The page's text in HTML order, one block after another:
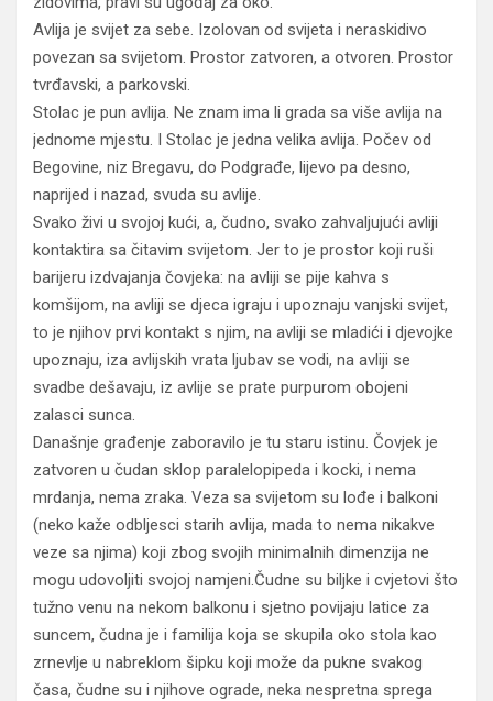
Avlija je svijet za sebe. Izolovan od svijeta i neraskidivo
povezan sa svijetom. Prostor zatvoren, a otvoren. Prostor
tvrđavski, a parkovski.
Stolac je pun avlija. Ne znam ima li grada sa više avlija na
jednome mjestu. I Stolac je jedna velika avlija. Počev od
Begovine, niz Bregavu, do Podgrađe, lijevo pa desno,
naprijed i nazad, svuda su avlije.
Svako živi u svojoj kući, a, čudno, svako zahvaljujući avliji
kontaktira sa čitavim svijetom. Jer to je prostor koji ruši
barijeru izdvajanja čovjeka: na avliji se pije kahva s
komšijom, na avliji se djeca igraju i upoznaju vanjski svijet,
to je njihov prvi kontakt s njim, na avliji se mladići i djevojke
upoznaju, iza avlijskih vrata ljubav se vodi, na avliji se
svadbe dešavaju, iz avlije se prate purpurom obojeni
zalasci sunca.
Današnje građenje zaboravilo je tu staru istinu. Čovjek je
zatvoren u čudan sklop paralelopipeda i kocki, i nema
mrdanja, nema zraka. Veza sa svijetom su lođe i balkoni
(neko kaže odbljesci starih avlija, mada to nema nikakve
veze sa njima) koji zbog svojih minimalnih dimenzija ne
mogu udovoljiti svojoj namjeni.Čudne su biljke i cvjetovi što
tužno venu na nekom balkonu i sjetno povijaju latice za
suncem, čudna je i familija koja se skupila oko stola kao
zrnevlje u nabreklom šipku koji može da pukne svakog
časa, čudne su i njihove ograde, neka nespretna sprega